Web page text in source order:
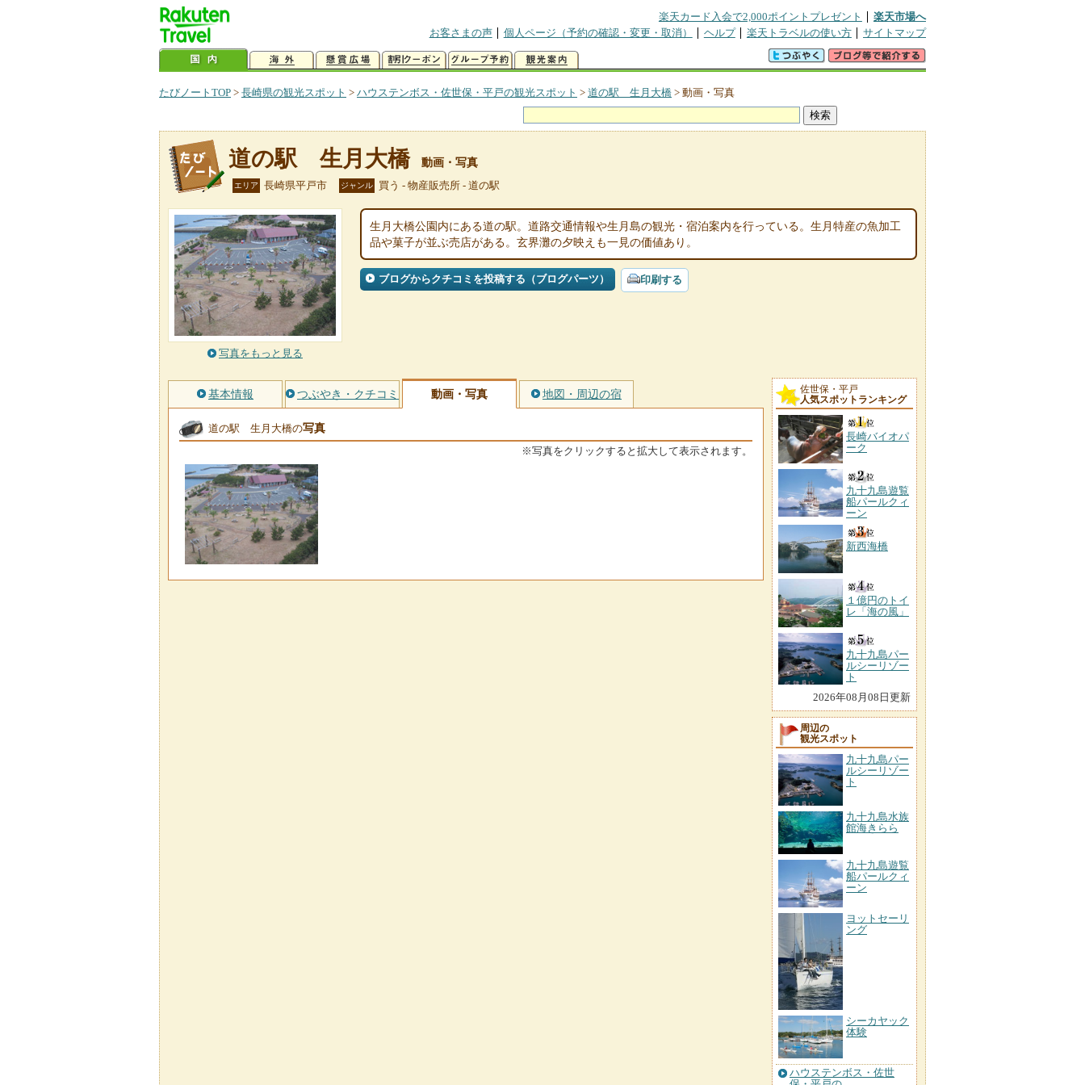
楽天カード入会で2,000ポイントプレゼント
楽天市場へ
お客さまの声
個人ページ（予約の確認・変更・取消） ヘルプ 楽天トラベルの使い方 サイトマップ
たびノートTOP > 長崎県の観光スポット > ハウステンボス・佐世保・平戸の観光スポット > 道の駅 生月大橋 > 動画・写真
道の駅 生月大橋 動画・写真
エリア 長崎県平戸市 ジャンル 買う - 物産販売所 - 道の駅
写真をもっと見る
生月大橋公園内にある道の駅。道路交通情報や生月島の観光・宿泊案内を行っている。生月特産の魚加工
品や菓子が並ぶ売店がある。玄界灘の夕映えも一見の価値あり。
ブログからクチコミを投稿する（ブログパーツ） 印刷する
基本情報 つぶやき・クチコミ 動画・写真 地図・周辺の宿
道の駅 生月大橋の写真
※写真をクリックすると拡大して表示されます。
佐世保・平戸
人気スポットランキング
長崎バイオパ
ーク
九十九島遊覧
船パールクィ
ーン
新西海橋
１億円のトイ
レ「海の風」
九十九島パー
ルシーリゾー
ト
2026年08月08日更新
周辺の
観光スポット
九十九島パー
ルシーリゾー
ト
九十九島水族
館海きらら
九十九島遊覧
船パールクィ
ーン
ヨットセーリ
ング
シーカヤック
体験
ハウステンボス・佐世